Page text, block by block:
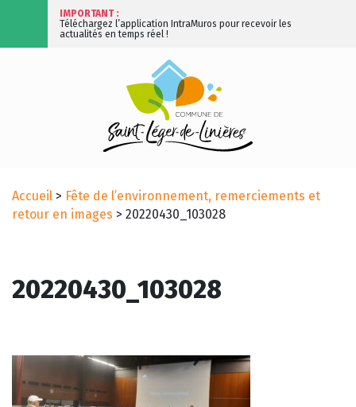
IMPORTANT :
Téléchargez l’application IntraMuros pour recevoir les
actualités en temps réel !
Accueil > Fête de l’environnement, remerciements et
retour en images > 20220430_103028
20220430_103028